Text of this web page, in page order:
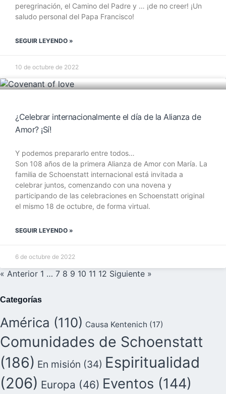
peregrinación, el Camino del Padre y … ¡de no creer! ¡Un
saludo personal del Papa Francisco!
SEGUIR LEYENDO »
10 de octubre de 2022
¿Celebrar internacionalmente el día de la Alianza de
Amor? ¡Sí!
Y podemos prepararlo entre todos…
Son 108 años de la primera Alianza de Amor con María. La
familia de Schoenstatt internacional está invitada a
celebrar juntos, comenzando con una novena y
participando de las celebraciones en Schoenstatt original
el mismo 18 de octubre, de forma virtual.
SEGUIR LEYENDO »
6 de octubre de 2022
« Anterior 1 … 7 8 9 10 11 12 Siguiente »
Categorías
América (110) Causa Kentenich (17)
Comunidades de Schoenstatt
(186) En misión (34) Espiritualidad
(206) Europa (46) Eventos (144)